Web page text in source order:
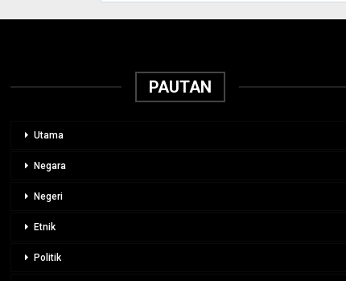
PAUTAN
Utama
Negara
Negeri
Etnik
Politik